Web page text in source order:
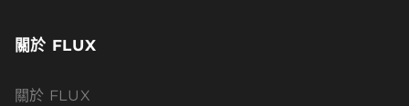
關於 FLUX
關於 FLUX